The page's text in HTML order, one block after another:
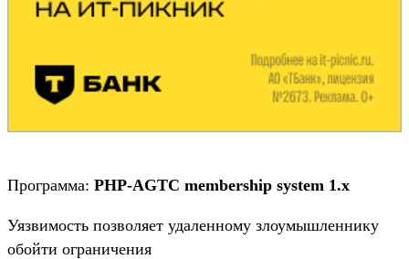
Программа: PHP-AGTC membership system 1.x
Уязвимость позволяет удаленному злоумышленнику
обойти ограничения